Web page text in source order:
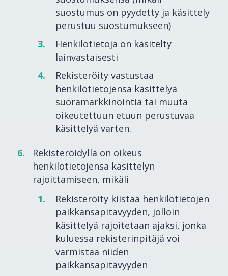
suostumus on pyydetty ja käsittely
perustuu suostumukseen)
Henkilötietoja on käsitelty
lainvastaisesti
Rekisteröity vastustaa
henkilötietojensa käsittelyä
suoramarkkinointia tai muuta
oikeutettuun etuun perustuvaa
käsittelyä varten.
Rekisteröidyllä on oikeus
henkilötietojensa käsittelyn
rajoittamiseen, mikäli
Rekisteröity kiistää henkilötietojen
paikkansapitävyyden, jolloin
käsittelyä rajoitetaan ajaksi, jonka
kuluessa rekisterinpitäjä voi
varmistaa niiden
paikkansapitävyyden